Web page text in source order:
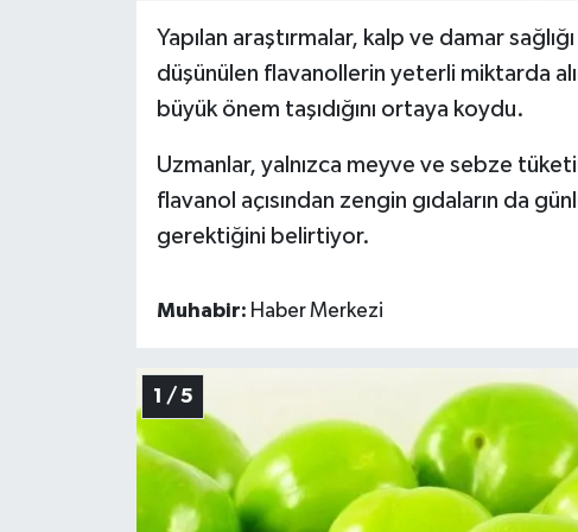
Yapılan araştırmalar, kalp ve damar
düşünülen flavanollerin yeterli miktarda
büyük önem taşıdığını ortaya koydu.
Uzmanlar, yalnızca meyve ve sebze
flavanol açısından zengin gıdaların da
gerektiğini belirtiyor.
Muhabir: Haber Merkezi
1 / 5